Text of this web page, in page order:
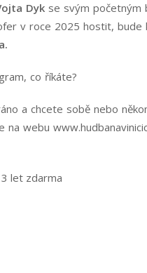
Dyk se svým početným
v roce 2025 hostit, bude
co říkáte?
a chcete sobě nebo
na webu
let zdarma